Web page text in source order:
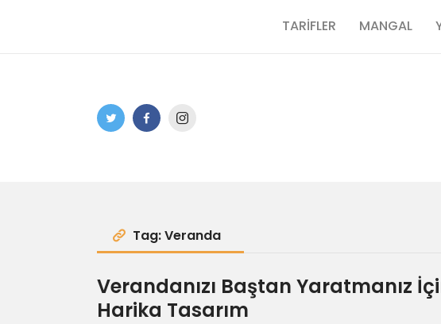
TARİFLER MANGAL
Tag: Veranda
Verandanızı Baştan Yaratmanız
Harika Tasarım